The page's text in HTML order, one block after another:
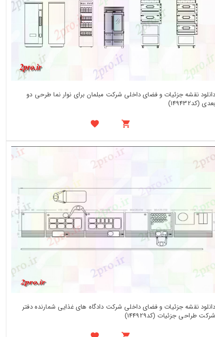
دانلود نقشه جزئیات و فضای داخلی شرکت مبلمان برای نوار نما طرحی دو
بعدی (کد149432)
دانلود نقشه جزئیات و فضای داخلی شرکت دادگاه های غذایی شمارنده دفتر
شرکت طراحی جزئیات (کد144929)